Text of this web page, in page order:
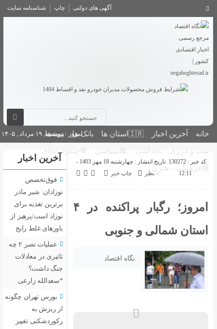
شناسنامه سایت
بانک ها بیمه‌ها
🟥سیاسی 🔷چندرسانه‌ای
امروز : دوشنبه, ۱۹ مرداد , ۱۴۰۵
تاریخ انتشار : چهارشنبه 18 مهر 1403 -
امروز؛ رگبار پراکنده در ۴
اقتصاد
آخرین اخبار
نوزادان: شیر مادر
برترین تغذیه برای
نوزاد است/پرهیز از
باورهای غلط رایج
تاثیری در معادلات
جنگ داشت؟
*سعدالله زارعی
از ریزش به